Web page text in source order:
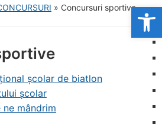
» Concursuri sportive
școlar de biatlon
școlar
mândrim